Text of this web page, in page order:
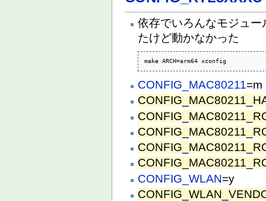
依存でいろんなモジュ
たけど動かなかった
make ARCH=arm64 xconfig
CONFIG_MAC80211=m
CONFIG_WLAN=y